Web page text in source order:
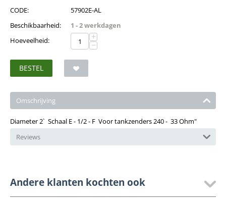
CODE:
57902E-AL
Beschikbaarheid:
1 - 2 werkdagen
Hoeveelheid:
+
−
BESTEL
Omschrijving
Diameter 2` Schaal E - 1/2 - F Voor tankzenders 240 - 33 Ohm"
Reviews
Andere klanten kochten ook